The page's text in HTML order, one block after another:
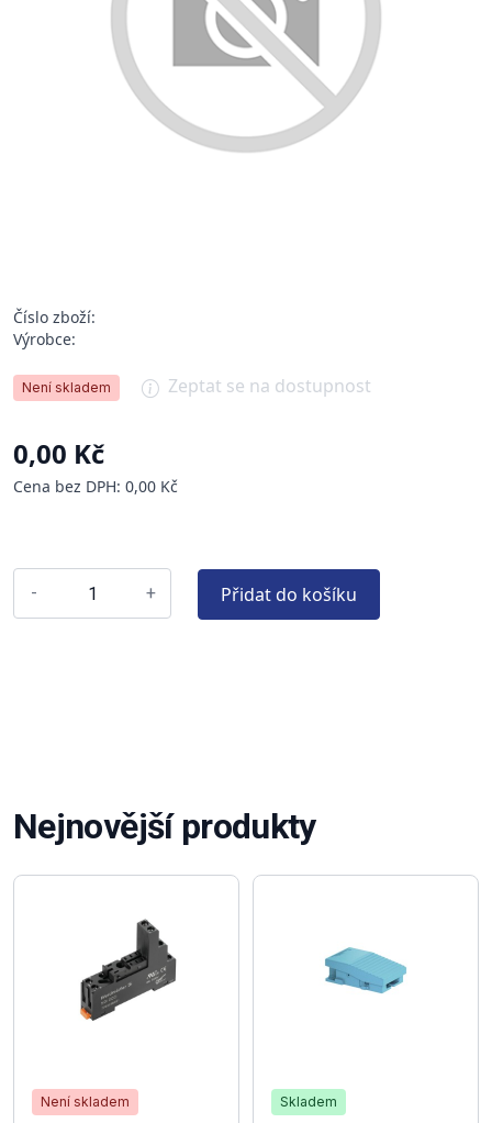
Číslo zboží:
Výrobce:
Není skladem Zeptat se na dostupnost
0,00 Kč
Cena bez DPH: 0,00 Kč
- + Přidat do košíku
Nejnovější produkty
Není skladem Skladem